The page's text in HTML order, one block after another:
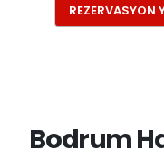
REZERVASYON
Bodrum